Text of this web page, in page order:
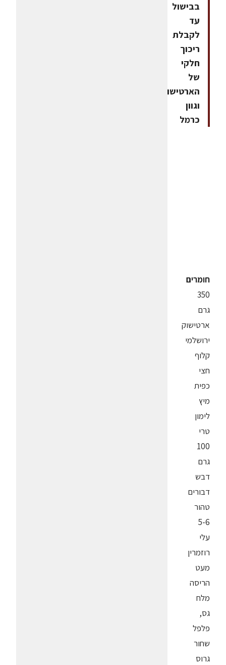
בבישול
עד
לקבלת
ריכוך
חלקי
של
הארטישוק
וגוון
כרמל
חומרים
350
גרם
ארטישוק
ירושלמי
קלוף
חצי
כפית
מיץ
לימון
טרי
100
גרם
דבש
דבורים
טהור
5-6
עלי
רוזמרין
מעט
הריסה
מלח
גס,
פלפל
שחור
גרוס